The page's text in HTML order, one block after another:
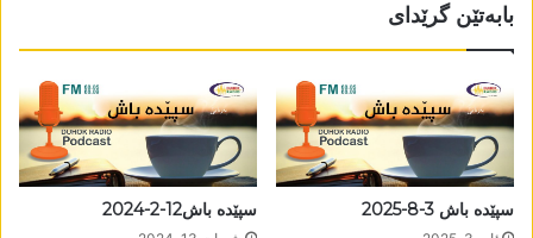
بابەتێن گرێدای
سپێدە باش 3-8-2025 سپێدە باش12-2-2024